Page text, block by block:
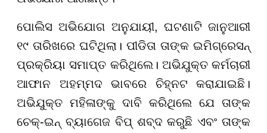
ପୋଲିସ ଅଭିଯୋଗ ଅନୁଯାୟୀ, ଘଟଣାଟି ଜାନୁଆରୀ
୧୯ ତାରିଖରେ ଘଟିଥିଲା। ପୀଡିତା ତାଙ୍କ ଇମିଗ୍ରେସନ୍
ପ୍ରକ୍ରିୟା ସମାପ୍ତ କରିଥିଲେ। ଅଭିଯୁକ୍ତ କର୍ମଚାରୀ
ଆଫାନ ଅହମ୍ମଦ ଭାବରେ ଚିହ୍ନଟ କରାଯାଇଛି।
ଅଭିଯୁକ୍ତ ମହିଳାଙ୍କୁ ଦାବି କରିଥିଲେ ଯେ ତାଙ୍କ
ଚେକ୍-ଇନ୍ ବ୍ୟାଗେଜ ବିପ୍ ଶବ୍ଦ କରୁଛି ଏବଂ ତାଙ୍କ